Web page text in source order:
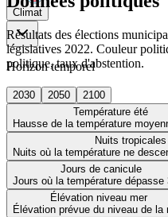
Climat
Horizon temporel
2030 2050
2100
Température été
Hausse de la température
Nuits tropicales
Nuits où la température ne
Jours de canicule
Jours où la température dépasse
Élévation niveau mer
Élévation prévue du niveau de la
Résultats des élections
législatives 2022. Couleur
politique, taux d'abstention.